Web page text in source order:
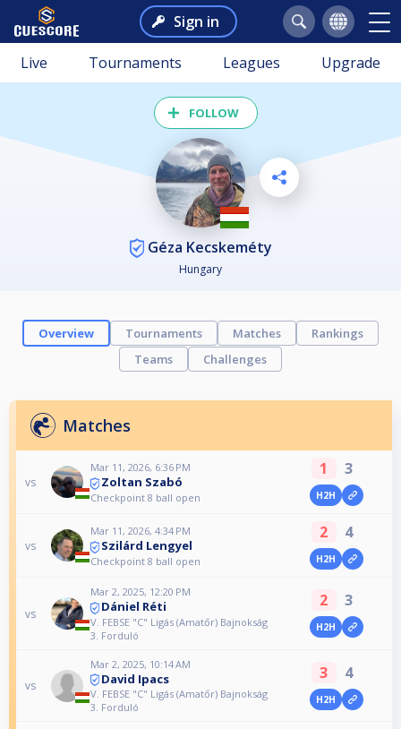
Sign in
Live Tournaments Leagues Upgrade
FOLLOW
Géza Kecskeméty
Hungary
Overview Tournaments Matches
Rankings
Teams
Challenges
Matches
vs
Mar 11, 2026, 6:36 PM
Zoltan Szabó
Checkpoint 8 ball open
1 3
H2H
vs
Mar 11, 2026, 4:34 PM
Szilárd Lengyel
Checkpoint 8 ball open
2 4
H2H
vs
Mar 2, 2025, 12:20 PM
Dániel Réti
V. FEBSE "C" Ligás (Amatőr) Bajnokság
3. Forduló
2 3
H2H
vs
Mar 2, 2025, 10:14 AM
David Ipacs
V. FEBSE "C" Ligás (Amatőr) Bajnokság
3. Forduló
3 4
H2H